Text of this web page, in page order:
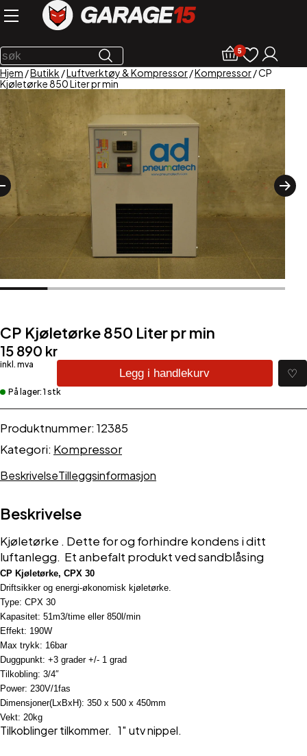
5
Hjem /Butikk /Luftverktøy & Kompressor/Kompressor/ CP
Kjøletørke 850 Liter pr min
CP Kjøletørke 850 Liter pr min
15 890 kr
CP
850
Liter
pr
antall
Legg i handlekurv ♡
På lager: 1 stk
Produktnummer:12385
Kategori: Kompressor
BeskrivelseTilleggsinformasjon
Beskrivelse
Kjøletørke . Dette for og forhindre kondens i ditt
luftanlegg. Et anbefalt produkt ved sandblåsing
CP Kjøletørke, CPX 30
Driftsikker og energi-økonomisk kjøletørke.
Type: CPX 30
Kapasitet: 51m3/time eller 850l/min
Effekt: 190W
Max trykk: 16bar
Duggpunkt: +3 grader +/- 1 grad
Tilkobling: 3/4″
Power: 230V/1fas
Dimensjoner(LxBxH): 350 x 500 x 450mm
Vekt: 20kg
Tilkoblinger tilkommer. 1″ utv nippel.